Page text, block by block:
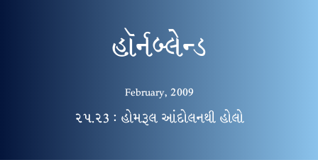
હૉર્નબ્લેન્ડ
February, 2009
૨૫.૨3 : હોમરૂલ આંદોલનથી હોલો